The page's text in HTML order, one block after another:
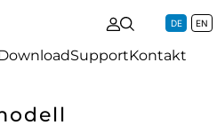
SupportKontakt
DE EN